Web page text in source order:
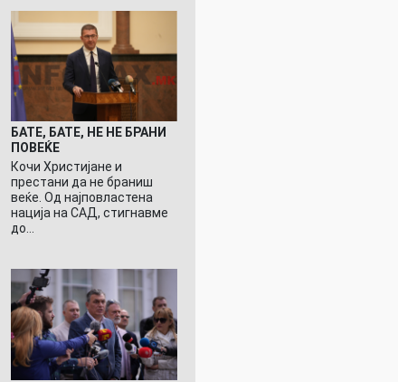
БАТЕ, БАТЕ, НЕ НЕ БРАНИ
ПОВЕЌЕ
Кочи Христијане и
престани да не браниш
веќе. Од најповластена
нација на САД, стигнавме
до…